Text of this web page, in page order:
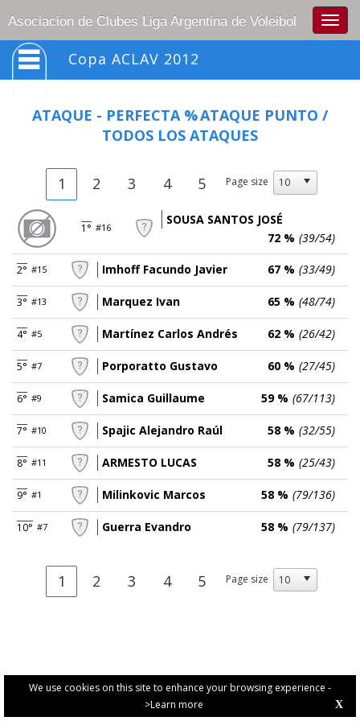
We use cookies on this site to enhance your browsing experience -
>Learn more
X
Asociacion de Clubes Liga Argentina de Voleibol
Copa ACLAV 2012
ATAQUE - PERFECTA %ATAQUE PUNTO /
TODOS LOS ATAQUES
1 2 3 4 5 Page size
1° #16
SOUSA SANTOS JOSÉ
72 % (39/54)
2° #15 Imhoff Facundo Javier 67 % (33/49)
3° #13 Marquez Ivan 65 % (48/74)
4° #5 Martínez Carlos Andrés 62 % (26/42)
5° #7 Porporatto Gustavo 60 % (27/45)
6° #9 Samica Guillaume 59 % (67/113)
7° #10 Spajic Alejandro Raúl 58 % (32/55)
8° #11 ARMESTO LUCAS 58 % (25/43)
9° #1 Milinkovic Marcos 58 % (79/136)
10° #7 Guerra Evandro 58 % (79/137)
1 2 3 4 5 Page size